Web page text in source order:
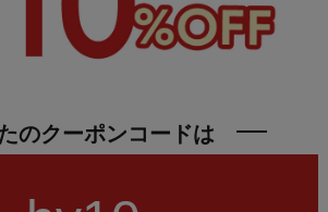
のクーポンコードは